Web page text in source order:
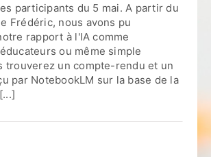
participants du 5 mai. A partir du
Frédéric, nous avons pu
rapport à l'IA comme
ou même simple
trouverez un compte-rendu et un
par NotebookLM sur la base de la